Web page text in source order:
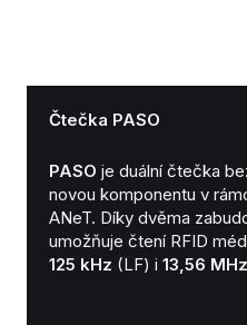
Čtečka PASO
PASO je duální čtečka
novou komponentu v
ANeT. Díky dvěma
umožňuje čtení RFID
125 kHz (LF) i 13,56 MHz